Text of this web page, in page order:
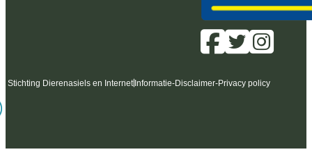
Stichting Dierenasiels en Internet Informatie-Disclaimer-Privacy policy